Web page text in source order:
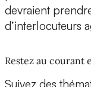
devraient
d’interlocuteurs
Restez au courant
Suivez des